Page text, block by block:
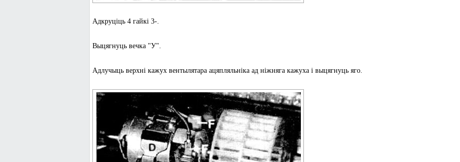
Адкруціць 4 гайкі 3-.
Выцягнуць вечка "У".
Адлучыць верхні кажух вентылятара ацяпляльніка ад ніжняга кажуха і выцягнуць яго.